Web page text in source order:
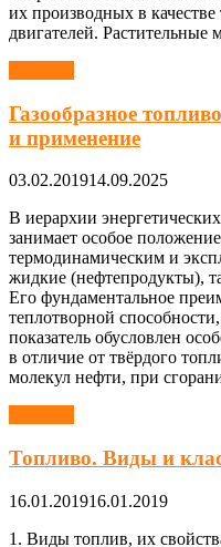
их производных в
двигателей.
Газообразное
и применение
03.02.201914.09.2025
В иерархии
занимает особое
термодинамическим и
жидкие (нефтепродукты),
Его фундаментальное
теплотворной
показатель обусловлен
в отличие от твёрдого
молекул нефти, при
Топливо. Виды и
16.01.201916.01.2019
1. Виды топлив, их